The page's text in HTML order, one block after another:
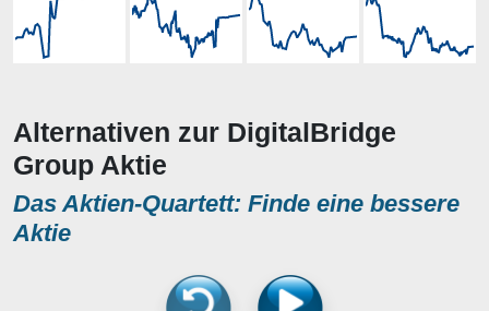
Alternativen zur DigitalBridge
Group Aktie
Das Aktien-Quartett: Finde eine bessere
Aktie